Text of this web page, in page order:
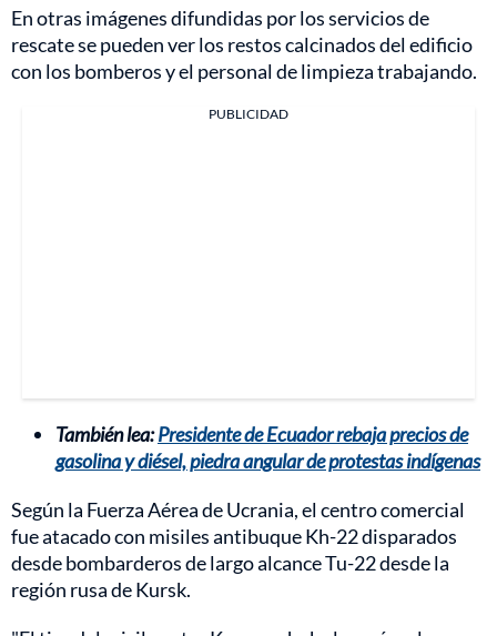
En otras imágenes difundidas por los servicios de
rescate se pueden ver los restos calcinados del edificio
con los bomberos y el personal de limpieza trabajando.
PUBLICIDAD
También lea:Presidente de Ecuador rebaja precios de
gasolina y diésel, piedra angular de protestas indígenas
Según la Fuerza Aérea de Ucrania, el centro comercial
fue atacado con misiles antibuque Kh-22 disparados
desde bombarderos de largo alcance Tu-22 desde la
región rusa de Kursk.